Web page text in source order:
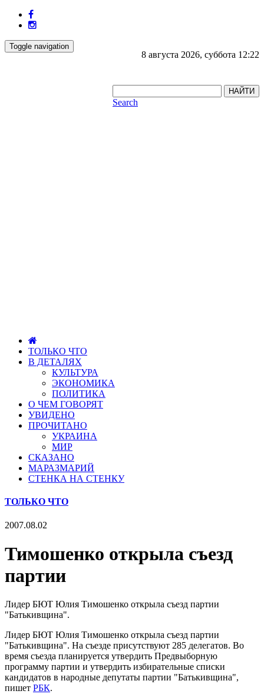
8 августа 2026, суббота 12:22
Toggle navigation
НАЙТИ
Search
ТОЛЬКО ЧТО
В ДЕТАЛЯХ
КУЛЬТУРА
ЭКОНОМИКА
ПОЛИТИКА
О ЧЕМ ГОВОРЯТ
УВИДЕНО
ПРОЧИТАНО
УКРАИНА
МИР
СКАЗАНО
МАРАЗМАРИЙ
СТЕНКА НА СТЕНКУ
ТОЛЬКО ЧТО
2007.08.02
Тимошенко открыла съезд
партии
Лидер БЮТ Юлия Тимошенко открыла съезд партии
"Батькивщина".
Лидер БЮТ Юлия Тимошенко открыла съезд партии
"Батькивщина". На съезде присутствуют 285 делегатов. Во
время съезда планируется утвердить Предвыборную
программу партии и утвердить избирательные списки
кандидатов в народные депутаты партии "Батькивщина",
пишет РБК.